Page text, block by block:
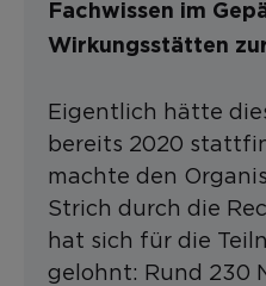
Fachwissen im
Wirkungsstätten
Eigentlich hätte
bereits 2020
machte den
Strich durch die
hat sich für die
gelohnt: Rund 230